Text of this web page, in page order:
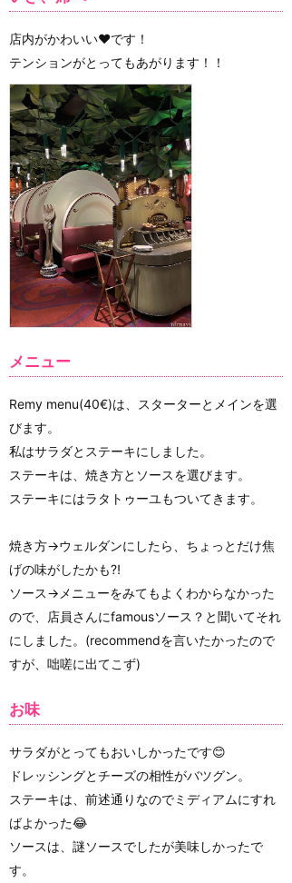
店内がかわいい❤️です！
テンションがとってもあがります！！
メニュー
Remy menu(40€)は、スターターとメインを選
びます。
私はサラダとステーキにしました。
ステーキは、焼き方とソースを選びます。
ステーキにはラタトゥーユもついてきます。
焼き方→ウェルダンにしたら、ちょっとだけ焦
げの味がしたかも⁈
ソース→メニューをみてもよくわからなかった
ので、店員さんにfamousソース？と聞いてそれ
にしました。(recommendを言いたかったので
すが、咄嗟に出てこず)
お味
サラダがとってもおいしかったです😊
ドレッシングとチーズの相性がバツグン。
ステーキは、前述通りなのでミディアムにすれ
ばよかった😂
ソースは、謎ソースでしたが美味しかったで
す。